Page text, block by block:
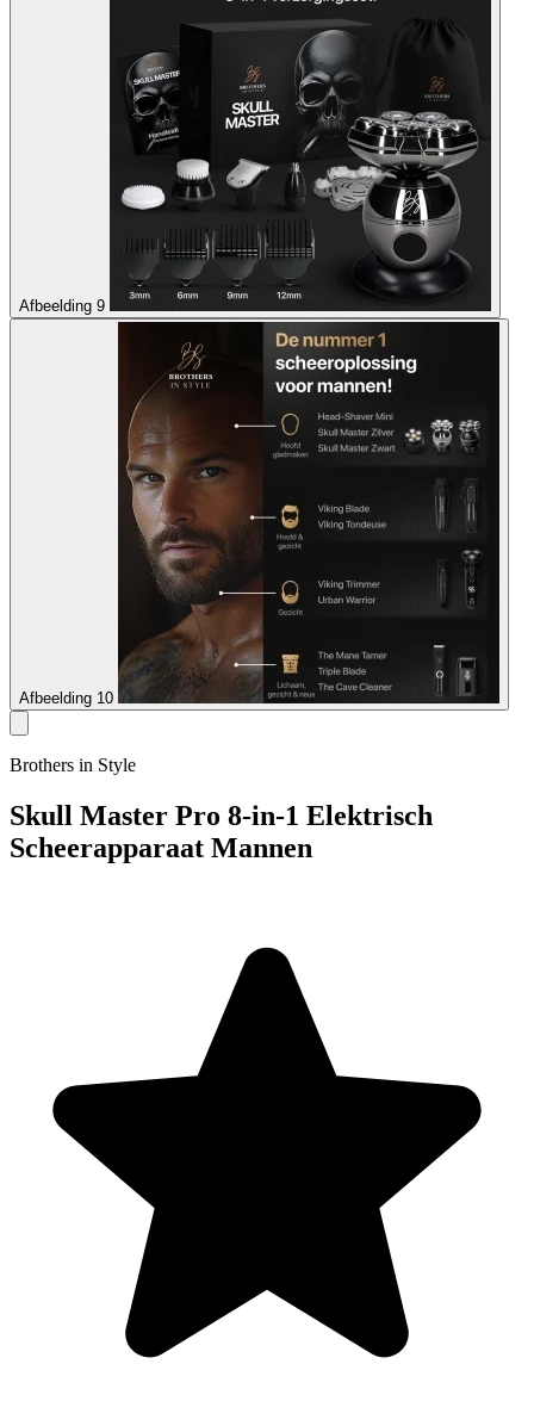
Afbeelding 9
Afbeelding 10
Brothers in Style
Skull Master Pro 8-in-1 Elektrisch
Scheerapparaat Mannen